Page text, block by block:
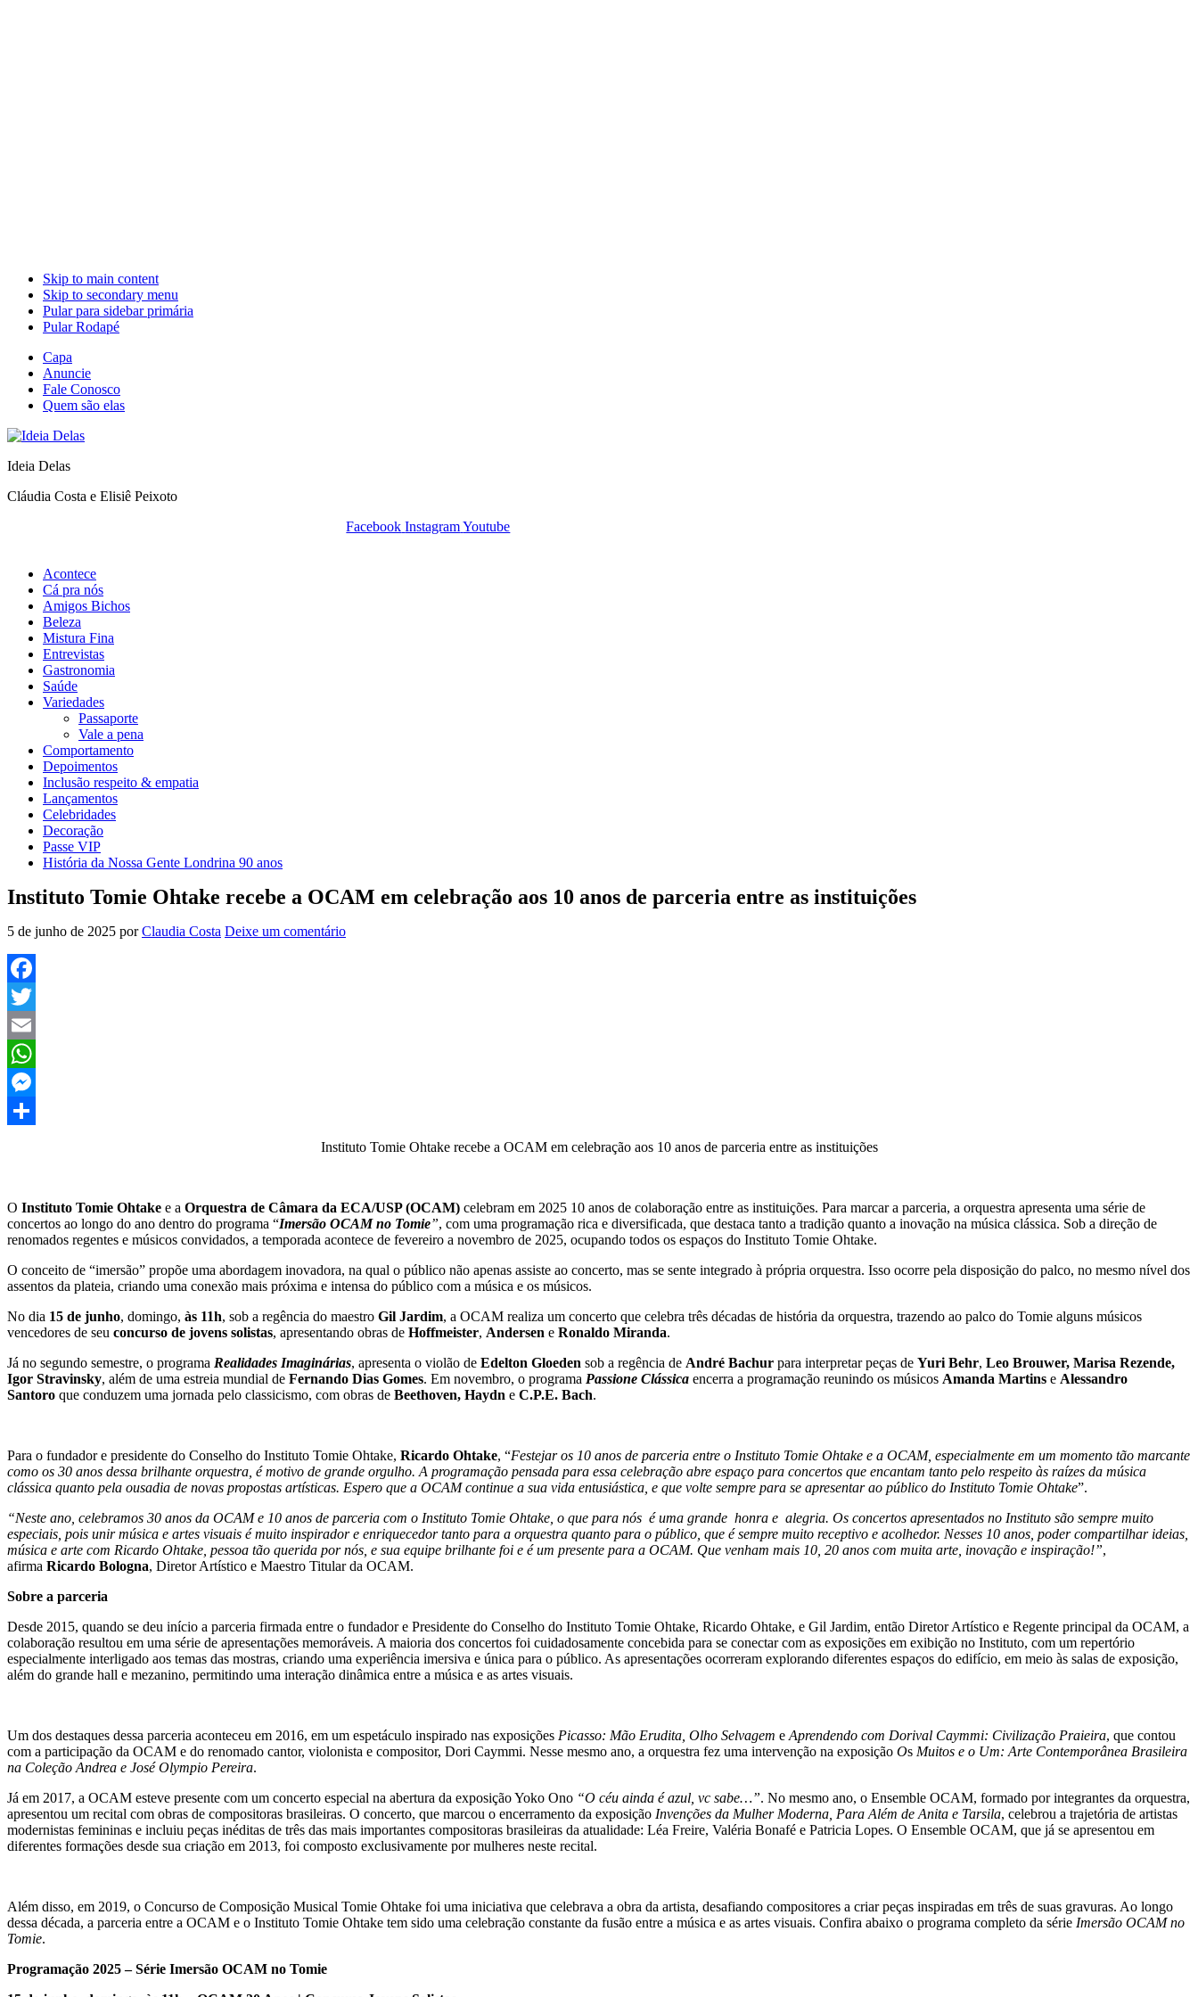
Skip to main content
Skip to secondary menu
Pular para sidebar primária
Pular Rodapé
Capa
Anuncie
Fale Conosco
Quem são elas
Ideia Delas
Cláudia Costa e Elisiê Peixoto
Facebook InstagramYoutube
Acontece
Cá pra nós
Amigos Bichos
Beleza
Mistura Fina
Entrevistas
Gastronomia
Saúde
Variedades
Passaporte
Vale a pena
Comportamento
Depoimentos
Inclusão respeito & empatia
Lançamentos
Celebridades
Decoração
Passe VIP
História da Nossa Gente Londrina 90 anos
Instituto Tomie Ohtake recebe a OCAM em celebração aos 10 anos de parceria entre as instituições
5 de junho de 2025 porClaudia Costa Deixe um comentário
Facebook
Twitter
Email
WhatsApp
Messenger
Instituto Tomie Ohtake recebe a OCAM em celebração aos 10 anos de parceria entre as instituições
O Instituto Tomie Ohtake e a Orquestra de Câmara da ECA/USP (OCAM) celebram em 2025 10 anos de colaboração entre as instituições. Para marcar a parceria, a orquestra apresenta uma série de
concertos ao longo do ano dentro do programa “Imersão OCAM no Tomie”, com uma programação rica e diversificada, que destaca tanto a tradição quanto a inovação na música clássica. Sob a direção de
renomados regentes e músicos convidados, a temporada acontece de fevereiro a novembro de 2025, ocupando todos os espaços do Instituto Tomie Ohtake.
O conceito de “imersão” propõe uma abordagem inovadora, na qual o público não apenas assiste ao concerto, mas se sente integrado à própria orquestra. Isso ocorre pela disposição do palco, no mesmo nível dos
assentos da plateia, criando uma conexão mais próxima e intensa do público com a música e os músicos.
No dia 15 de junho, domingo, às 11h, sob a regência do maestro Gil Jardim, a OCAM realiza um concerto que celebra três décadas de história da orquestra, trazendo ao palco do Tomie alguns músicos
vencedores de seu concurso de jovens solistas, apresentando obras de Hoffmeister, Andersen e Ronaldo Miranda.
Já no segundo semestre, o programa Realidades Imaginárias, apresenta o violão de Edelton Gloeden sob a regência de André Bachur para interpretar peças de Yuri Behr, Leo Brouwer, Marisa Rezende,
Igor Stravinsky, além de uma estreia mundial de Fernando Dias Gomes. Em novembro, o programa Passione Clássica encerra a programação reunindo os músicos Amanda Martins e Alessandro
Santoro que conduzem uma jornada pelo classicismo, com obras de Beethoven, Haydn e C.P.E. Bach.
Para o fundador e presidente do Conselho do Instituto Tomie Ohtake, Ricardo Ohtake, “Festejar os 10 anos de parceria entre o Instituto Tomie Ohtake e a OCAM, especialmente em um momento tão marcante
como os 30 anos dessa brilhante orquestra, é motivo de grande orgulho. A programação pensada para essa celebração abre espaço para concertos que encantam tanto pelo respeito às raízes da música
clássica quanto pela ousadia de novas propostas artísticas. Espero que a OCAM continue a sua vida entusiástica, e que volte sempre para se apresentar ao público do Instituto Tomie Ohtake”.
“Neste ano, celebramos 30 anos da OCAM e 10 anos de parceria com o Instituto Tomie Ohtake, o que para nós é uma grande honra e alegria. Os concertos apresentados no Instituto são sempre muito
especiais, pois unir música e artes visuais é muito inspirador e enriquecedor tanto para a orquestra quanto para o público, que é sempre muito receptivo e acolhedor. Nesses 10 anos, poder compartilhar ideias,
música e arte com Ricardo Ohtake, pessoa tão querida por nós, e sua equipe brilhante foi e é um presente para a OCAM. Que venham mais 10, 20 anos com muita arte, inovação e inspiração!”,
afirma Ricardo Bologna, Diretor Artístico e Maestro Titular da OCAM.
Sobre a parceria
Desde 2015, quando se deu início a parceria firmada entre o fundador e Presidente do Conselho do Instituto Tomie Ohtake, Ricardo Ohtake, e Gil Jardim, então Diretor Artístico e Regente principal da OCAM, a
colaboração resultou em uma série de apresentações memoráveis. A maioria dos concertos foi cuidadosamente concebida para se conectar com as exposições em exibição no Instituto, com um repertório
especialmente interligado aos temas das mostras, criando uma experiência imersiva e única para o público. As apresentações ocorreram explorando diferentes espaços do edifício, em meio às salas de exposição,
além do grande hall e mezanino, permitindo uma interação dinâmica entre a música e as artes visuais.
Um dos destaques dessa parceria aconteceu em 2016, em um espetáculo inspirado nas exposições Picasso: Mão Erudita, Olho Selvagem e Aprendendo com Dorival Caymmi: Civilização Praieira, que contou
com a participação da OCAM e do renomado cantor, violonista e compositor, Dori Caymmi. Nesse mesmo ano, a orquestra fez uma intervenção na exposição Os Muitos e o Um: Arte Contemporânea Brasileira
na Coleção Andrea e José Olympio Pereira.
Já em 2017, a OCAM esteve presente com um concerto especial na abertura da exposição Yoko Ono “O céu ainda é azul, vc sabe…”. No mesmo ano, o Ensemble OCAM, formado por integrantes da orquestra,
apresentou um recital com obras de compositoras brasileiras. O concerto, que marcou o encerramento da exposição Invenções da Mulher Moderna, Para Além de Anita e Tarsila, celebrou a trajetória de artistas
modernistas femininas e incluiu peças inéditas de três das mais importantes compositoras brasileiras da atualidade: Léa Freire, Valéria Bonafé e Patricia Lopes. O Ensemble OCAM, que já se apresentou em
diferentes formações desde sua criação em 2013, foi composto exclusivamente por mulheres neste recital.
Além disso, em 2019, o Concurso de Composição Musical Tomie Ohtake foi uma iniciativa que celebrava a obra da artista, desafiando compositores a criar peças inspiradas em três de suas gravuras. Ao longo
dessa década, a parceria entre a OCAM e o Instituto Tomie Ohtake tem sido uma celebração constante da fusão entre a música e as artes visuais. Confira abaixo o programa completo da série Imersão OCAM no
Tomie.
Programação 2025 – Série Imersão OCAM no Tomie